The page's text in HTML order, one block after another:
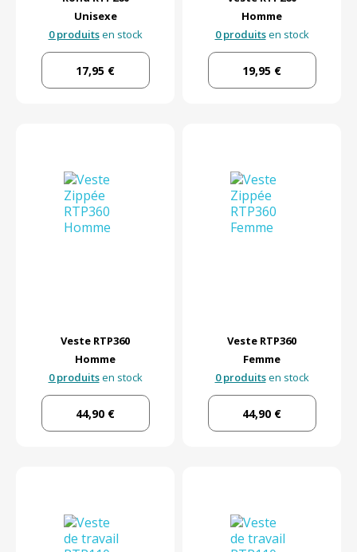
Unisexe
0 produitsen stock
17,95 €
Homme
0 produitsen stock
19,95 €
Veste RTP360
Homme
0 produitsen stock
44,90 €
Veste RTP360
Femme
0 produitsen stock
44,90 €